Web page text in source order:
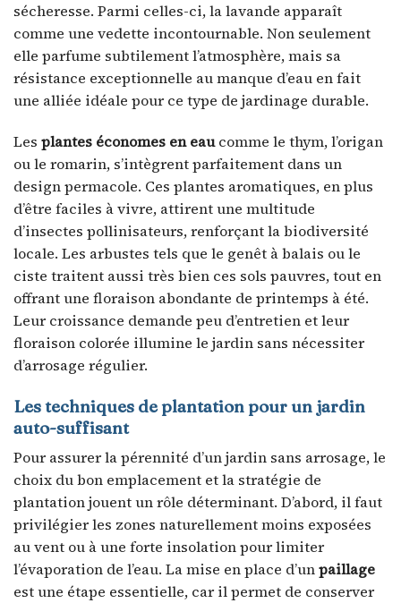
sécheresse. Parmi celles-ci, la lavande apparaît
comme une vedette incontournable. Non seulement
elle parfume subtilement l’atmosphère, mais sa
résistance exceptionnelle au manque d’eau en fait
une alliée idéale pour ce type de jardinage durable.
Les plantes économes en eaucomme le thym, l’origan
ou le romarin, s’intègrent parfaitement dans un
design permacole. Ces plantes aromatiques, en plus
d’être faciles à vivre, attirent une multitude
d’insectes pollinisateurs, renforçant la biodiversité
locale. Les arbustes tels que le genêt à balais ou le
ciste traitent aussi très bien ces sols pauvres, tout en
offrant une floraison abondante de printemps à été.
Leur croissance demande peu d’entretien et leur
floraison colorée illumine le jardin sans nécessiter
d’arrosage régulier.
Les techniques de plantation pour un jardin
auto-suffisant
Pour assurer la pérennité d’un jardin sans arrosage, le
choix du bon emplacement et la stratégie de
plantation jouent un rôle déterminant. D’abord, il faut
privilégier les zones naturellement moins exposées
au vent ou à une forte insolation pour limiter
l’évaporation de l’eau. La mise en place d’unpaillage
est une étape essentielle, car il permet de conserver